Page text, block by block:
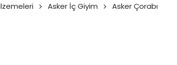
Asker İç Giyim Asker Çorabı